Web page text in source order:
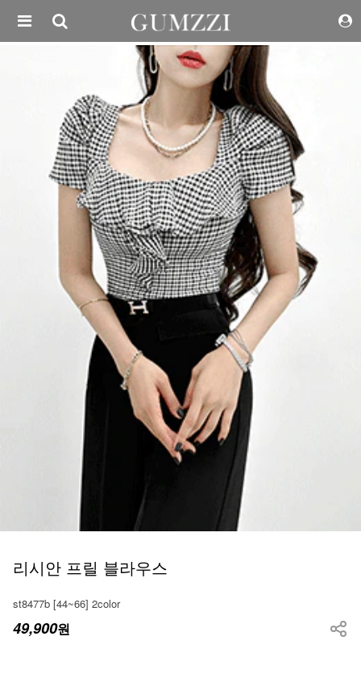
리시안 프릴 블라우스
st8477b [44~66] 2color
49,900원